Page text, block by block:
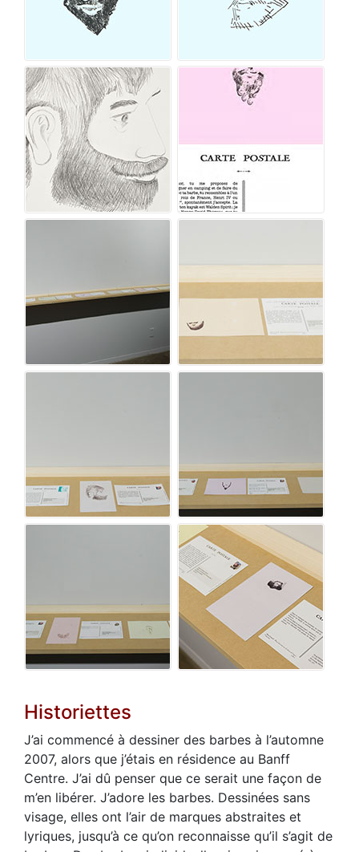
Historiettes
J’ai commencé à dessiner des barbes à l’automne
2007, alors que j’étais en résidence au Banff
Centre. J’ai dû penser que ce serait une façon de
m’en libérer. J’adore les barbes. Dessinées sans
visage, elles ont l’air de marques abstraites et
lyriques, jusqu’à ce qu’on reconnaisse qu’il s’agit de